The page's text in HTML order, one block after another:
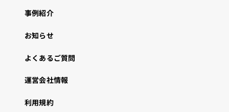
事例紹介
お知らせ
よくあるご質問
運営会社情報
利用規約